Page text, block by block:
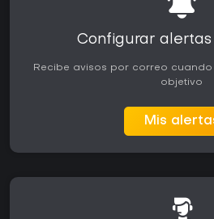
Configurar
Recibe avisos por correo
objetivo
Mis